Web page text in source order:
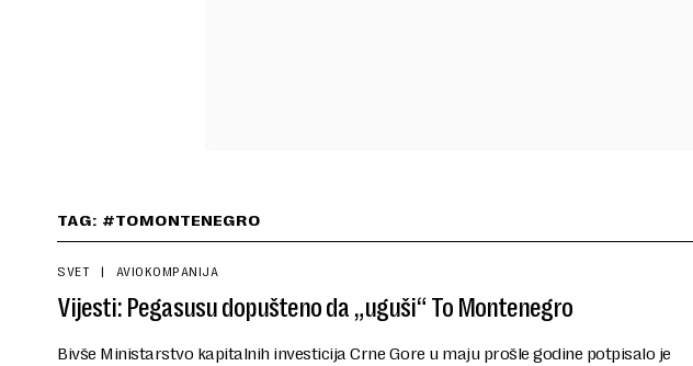
TAG: #TOMONTENEGRO
SVET AVIOKOMPANIJA
Vijesti: Pegasusu dopušteno da „uguši“ To Montenegro
Bivše Ministarstvo kapitalnih investicija Crne Gore u maju prošle godine potpisalo je